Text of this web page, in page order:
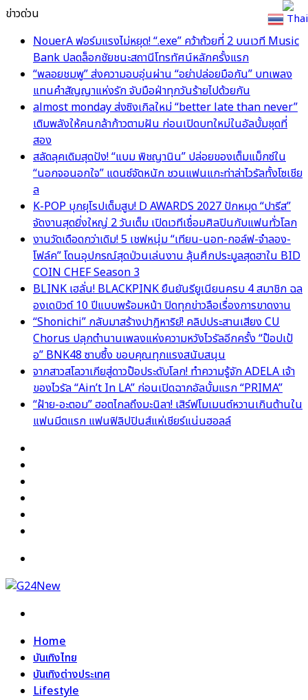
ข่าวด่วน
NouerA ฟอร์มแรงไม่หยุด! “.exe” คว้าถ้วยที่ 2 บนเวที Music
Bank ปลดล็อกชัยชนะสถานีโทรทัศน์หลักครั้งแรก
“พลอยชมพู” ส่งความอบอุ่นผ่าน “อย่าปล่อยมือกัน” บทเพลง
แทนคำสัญญาแห่งรัก จับมือฝ่าทุกวันร้ายไปด้วยกัน
almost monday ส่งซิงเกิลใหม่ “better late than never”
เติมพลังให้คนกล้าก้าวตามฝัน ก่อนเปิดบทใหม่ในอัลบั้มชุดที่
สอง
สลัดลุคเดิมสุดปัง! “แบม พิชญานิน” ปล่อยของเต็มแม็กซ์ใน
“นอกจอนอกใจ” แดนซ์จัดหนัก ชวนแฟนแกะท่าล่าไวรัลทั้งโซเชีย
ล
K-POP บุกยุโรปเต็มสูบ! D AWARDS 2027 ปักหมุด “ปารีส”
จัดงานสุดยิ่งใหญ่ 2 วันเต็ม เปิดเวทีเชื่อมศิลปินกับแฟนทั่วโลก
งานวัดเดือดกว่าเดิม! 5 เชฟหนุ่ม “เทียน-นอท-กอล์ฟ-จำลอง-
โฟล์ค” โดนอุปกรณ์สุดป่วนเล่นงาน ลุ้นศึกประมูลสุดฮาใน BID
COIN CHEF Season 3
BLINK เฮลั่น! BLACKPINK ยืนยันรียูเนียนครบ 4 สมาชิก ฉล
องเดบิวต์ 10 ปีแบบพร้อมหน้า ปิดทุกข่าวลือเรื่องการขาดงาน
“Shonichi” กลับมาสร้างปาฏิหาริย์! คลิปประสานเสียง CU
Chorus ปลุกตำนานเพลงแห่งความหวังไวรัลอีกครั้ง “ป๊อปเป้
อ” BNK48 ซาบซึ้ง ขอบคุณทุกแรงสนับสนุน
จากสาวสโลวาเกียสู่ดาวป๊อประดับโลก! ทำความรู้จัก ADELA เจ้า
ของไวรัล “Ain’t In LA” ก่อนเปิดฉากอัลบั้มแรก “PRIMA”
“ฝ้าย-อะตอม” ฮอตไกลถึงมะนิลา! เสิร์ฟโมเมนต์หวานเกินต้านใน
แฟนมีตแรก แฟนฟิลิปปินส์แห่เชียร์แน่นฮอลล์
Home
บันเทิงไทย
บันเทิงต่างประเทศ
Lifestyle
Thai